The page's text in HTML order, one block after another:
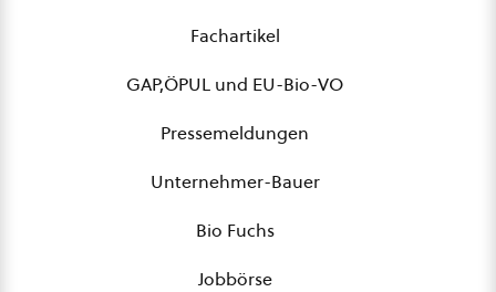
Fachartikel
GAP,ÖPUL und EU-Bio-VO
Pressemeldungen
Unternehmer-Bauer
Bio Fuchs
Jobbörse